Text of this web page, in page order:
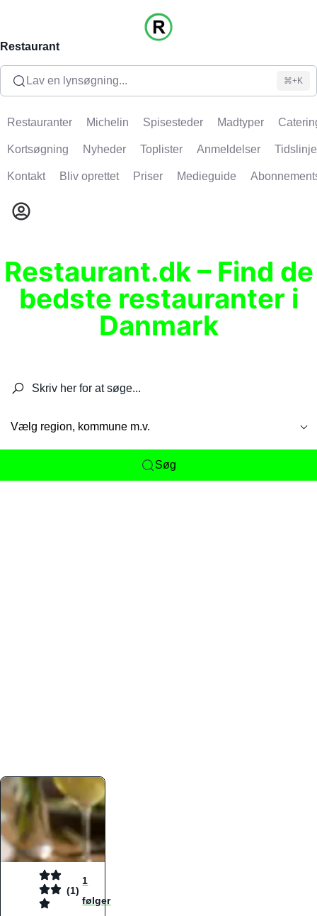
Restaurant
Lav en lynsøgning... ⌘+K
Restauranter Michelin Spisesteder Madtyper
Kortsøgning Nyheder Toplister Anmeldelser Tidslinje
Kontakt Bliv oprettet Priser Medieguide
Restaurant.dk – Find de
bedste restauranter i
Danmark
Vælg region, kommune m.v.
Søg
(1)
1
følger